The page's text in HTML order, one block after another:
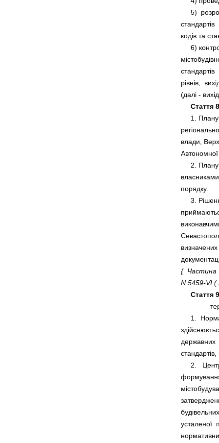
5)
6)
стандартів
рівнів,
Стаття
1.
влади,
2.
3.
{  Частина
N 5459-VI (
Стаття
1.
державних
2.
усталеної